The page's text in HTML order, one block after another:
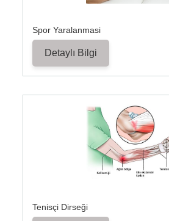
Spor Yaralanmasi
Detaylı Bilgi